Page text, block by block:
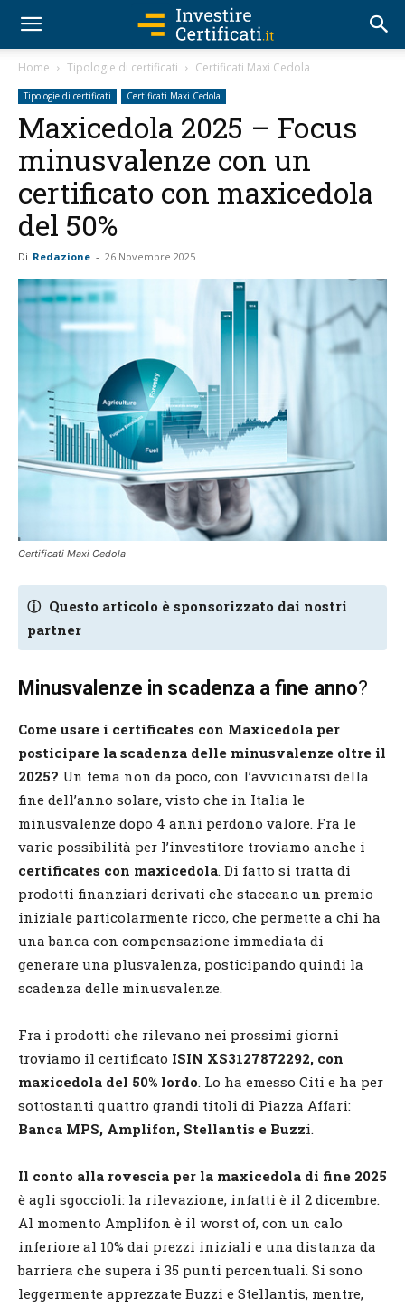
Home Tipologie di certificati Certificati Maxi Cedola
Tipologie di certificati Certificati Maxi Cedola
Maxicedola 2025 – Focus
minusvalenze con un
certificato con maxicedola
del 50%
Di Redazione - 26 Novembre 2025
Certificati Maxi Cedola
ⓘ Questo articolo è sponsorizzato dai nostri
partner
Minusvalenze in scadenza a fine anno?
Come usare i certificates con Maxicedola per
posticipare la scadenza delle minusvalenze oltre il
2025? Un tema non da poco, con l’avvicinarsi della
fine dell’anno solare, visto che in Italia le
minusvalenze dopo 4 anni perdono valore. Fra le
varie possibilità per l’investitore troviamo anche i
certificates con maxicedola. Di fatto si tratta di
prodotti finanziari derivati che staccano un premio
iniziale particolarmente ricco, che permette a chi ha
una banca con compensazione immediata di
generare una plusvalenza, posticipando quindi la
scadenza delle minusvalenze.
Fra i prodotti che rilevano nei prossimi giorni
troviamo il certificato ISIN XS3127872292, con
maxicedola del 50% lordo. Lo ha emesso Citi e ha per
sottostanti quattro grandi titoli di Piazza Affari:
Banca MPS, Amplifon, Stellantis e Buzzi.
Il conto alla rovescia per la maxicedola di fine 2025
è agli sgoccioli: la rilevazione, infatti è il 2 dicembre.
Al momento Amplifon è il worst of, con un calo
inferiore al 10% dai prezzi iniziali e una distanza da
barriera che supera i 35 punti percentuali. Si sono
leggermente apprezzate Buzzi e Stellantis, mentre,